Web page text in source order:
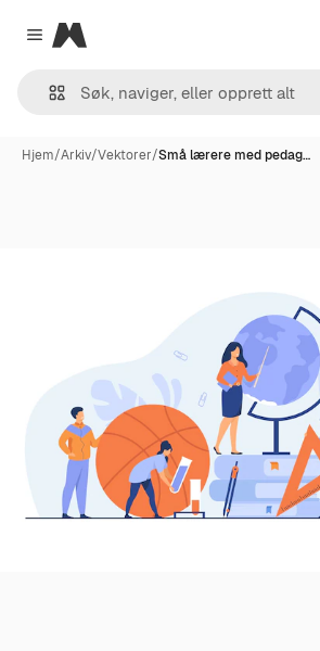
Close menu
Magnific
Hjem/Arkiv/Vektorer/Små lærere med pedag…